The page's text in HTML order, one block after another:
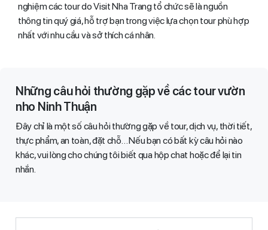
nghiệm các tour do Visit Nha Trang tổ chức sẽ là nguồn
thông tin quý giá, hỗ trợ bạn trong việc lựa chọn tour phù hợp
nhất với nhu cầu và sở thích cá nhân.
Những câu hỏi thường gặp về các tour vườn
nho Ninh Thuận
Đây chỉ là một số câu hỏi thường gặp về tour, dịch vụ, thời tiết,
thực phẩm, an toàn, đặt chỗ… Nếu bạn có bất kỳ câu hỏi nào
khác, vui lòng cho chúng tôi biết qua hộp chat hoặc để lại tin
nhắn.